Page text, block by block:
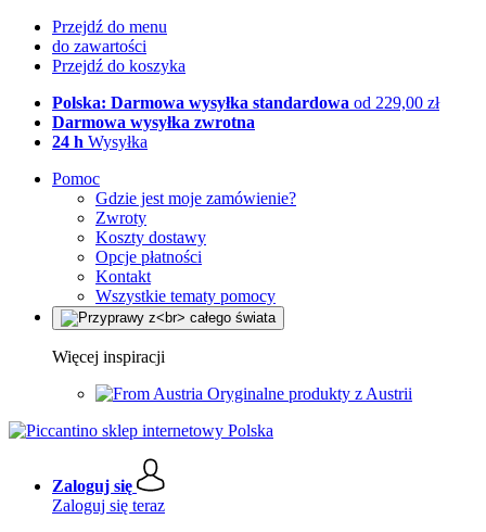
Przejdź do menu
do zawartości
Przejdź do koszyka
Polska: Darmowa wysyłka standardowa od 229,00 zł
Darmowa wysyłka zwrotna
24 h Wysyłka
Pomoc
Gdzie jest moje zamówienie?
Zwroty
Koszty dostawy
Opcje płatności
Kontakt
Wszystkie tematy pomocy
Więcej inspiracji
Oryginalne produkty z Austrii
Zaloguj się
Zaloguj się teraz